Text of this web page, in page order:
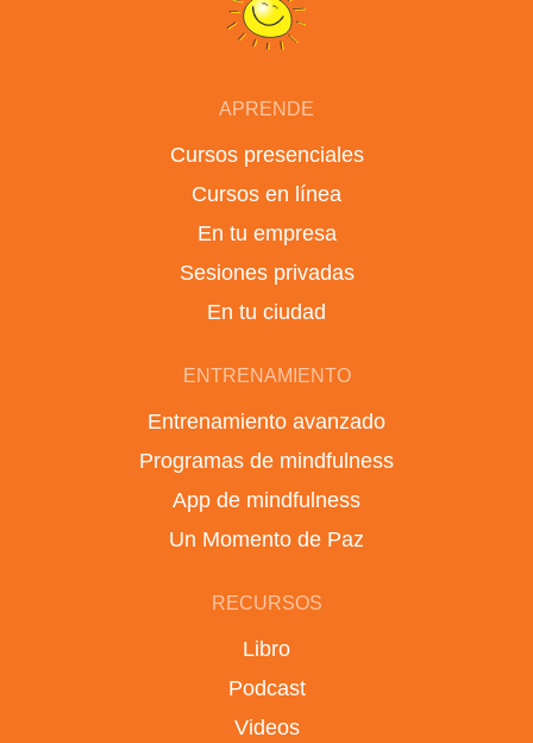
APRENDE
Cursos presenciales
Cursos en línea
En tu empresa
Sesiones privadas
En tu ciudad
ENTRENAMIENTO
Entrenamiento avanzado
Programas de mindfulness
App de mindfulness
Un Momento de Paz
RECURSOS
Libro
Podcast
Videos